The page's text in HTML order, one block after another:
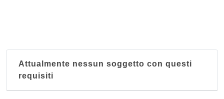
Attualmente nessun soggetto con questi
requisiti